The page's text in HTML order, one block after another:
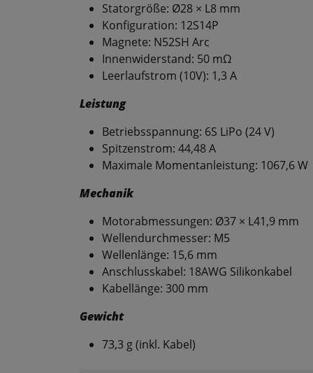
Statorgröße: Ø28 × L8 mm
Konfiguration: 12S14P
Magnete: N52SH Arc
Innenwiderstand: 50 mΩ
Leerlaufstrom (10V): 1,3 A
Leistung
Betriebsspannung: 6S LiPo (24 V)
Spitzenstrom: 44,48 A
Maximale Momentanleistung: 1067,6 W
Mechanik
Motorabmessungen: Ø37 × L41,9 mm
Wellendurchmesser: M5
Wellenlänge: 15,6 mm
Anschlusskabel: 18AWG Silikonkabel
Kabellänge: 300 mm
Gewicht
73,3 g (inkl. Kabel)